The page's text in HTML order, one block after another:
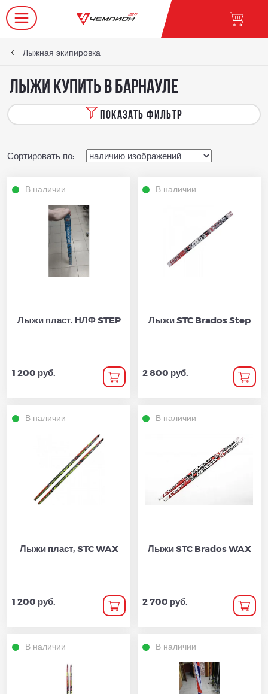
Лыжная экипировка
Лыжи купить в Барнауле
ПОКАЗАТЬ ФИЛЬТР
Сортировать по:
В наличии
Лыжи пласт. НЛФ STEP
1 200 руб.
В наличии
Лыжи STC Brados Step
2 800 руб.
В наличии
Лыжи пласт, STC WAX
1 200 руб.
В наличии
Лыжи STC Brados WAX
2 700 руб.
В наличии В наличии